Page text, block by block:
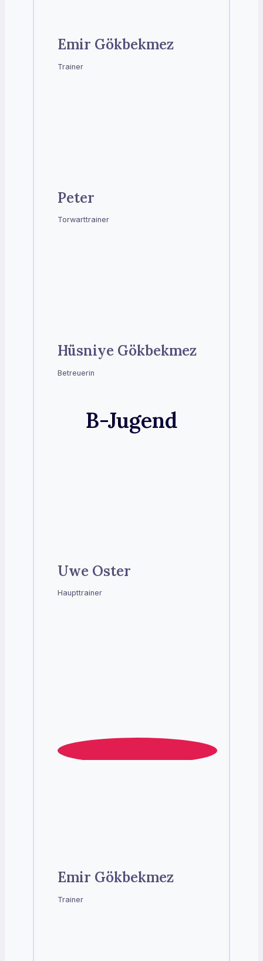
Emir Gökbekmez
Trainer
Peter
Torwarttrainer
Hüsniye Gökbekmez
Betreuerin
B-Jugend
Uwe Oster
Haupttrainer
Emir Gökbekmez
Trainer